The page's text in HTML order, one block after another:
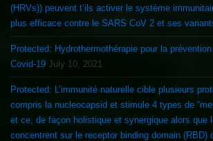
(HRVs)) peuvent t’ils activer le système
plus efficace contre le SARS CoV 2 et ses
Protected: Hydrothermothérapie pour la
Covid-19 July 10, 2021
Protected: L’immunité naturelle cible plusieurs
compris la nucleocapsid et stimule 4 types de
et ce, de façon holistique et synergique alors que
concentrent sur le receptor binding domain (RBD)